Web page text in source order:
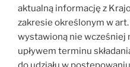
aktualną informację z
zakresie określonym w
wystawioną nie wcześniej
upływem terminu